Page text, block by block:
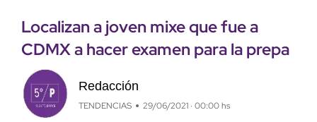
Localizan a joven mixe que fue a
CDMX a hacer examen para la prepa
Redacción
TENDENCIAS 29/06/2021 · 00:00 hs